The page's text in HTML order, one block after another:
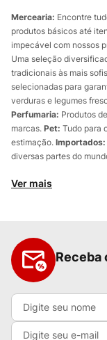
Mercearia: Encontre
produtos básicos até
impecável com nossos
Uma seleção
tradicionais às mais
selecionadas para
verduras e legumes
Perfumaria: Produtos
marcas. Pet: Tudo para
estimação. Importados:
diversas partes do
Ver mais
Receba